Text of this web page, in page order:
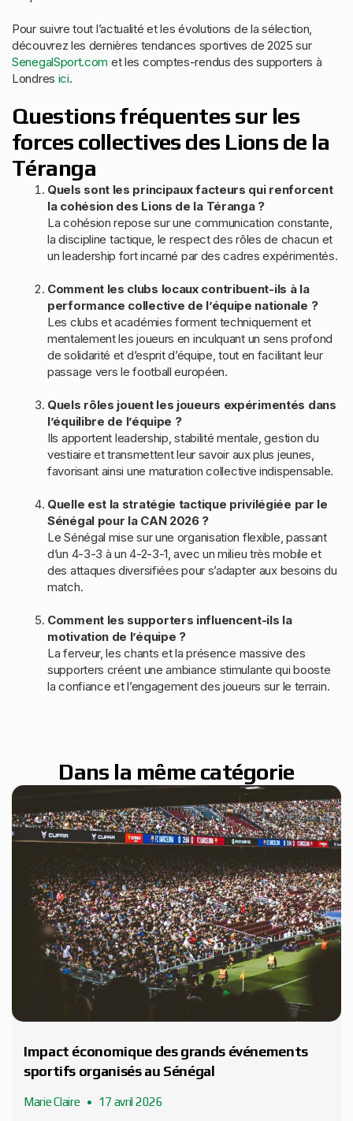
Pour suivre tout l’actualité et les évolutions de la sélection,
découvrez les dernières tendances sportives de 2025 sur
SenegalSport.com et les comptes-rendus des supporters à
Londres ici.
Questions fréquentes sur les
forces collectives des Lions de la
Téranga
Quels sont les principaux facteurs qui renforcent
la cohésion des Lions de la Téranga ?
La cohésion repose sur une communication constante,
la discipline tactique, le respect des rôles de chacun et
un leadership fort incarné par des cadres expérimentés.
Comment les clubs locaux contribuent-ils à la
performance collective de l’équipe nationale ?
Les clubs et académies forment techniquement et
mentalement les joueurs en inculquant un sens profond
de solidarité et d’esprit d’équipe, tout en facilitant leur
passage vers le football européen.
Quels rôles jouent les joueurs expérimentés dans
l’équilibre de l’équipe ?
Ils apportent leadership, stabilité mentale, gestion du
vestiaire et transmettent leur savoir aux plus jeunes,
favorisant ainsi une maturation collective indispensable.
Quelle est la stratégie tactique privilégiée par le
Sénégal pour la CAN 2026 ?
Le Sénégal mise sur une organisation flexible, passant
d’un 4-3-3 à un 4-2-3-1, avec un milieu très mobile et
des attaques diversifiées pour s’adapter aux besoins du
match.
Comment les supporters influencent-ils la
motivation de l’équipe ?
La ferveur, les chants et la présence massive des
supporters créent une ambiance stimulante qui booste
la confiance et l’engagement des joueurs sur le terrain.
Dans la même catégorie
Impact économique des grands événements
sportifs organisés au Sénégal
Marie Claire 17 avril 2026